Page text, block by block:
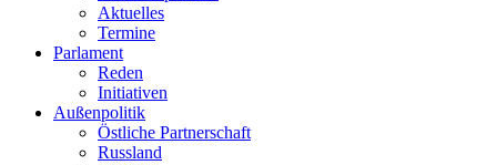
Aktuelles
Termine
Parlament
Reden
Initiativen
Außenpolitik
Östliche Partnerschaft
Russland